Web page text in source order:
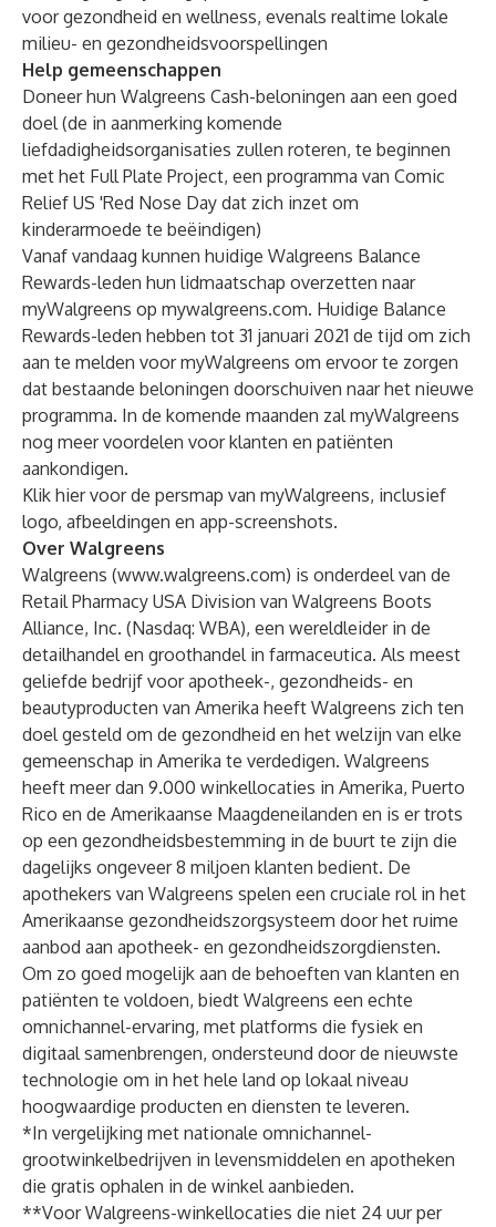
voor gezondheid en wellness, evenals realtime lokale
milieu- en gezondheidsvoorspellingen
Help gemeenschappen
Doneer hun Walgreens Cash-beloningen aan een goed
doel (de in aanmerking komende
liefdadigheidsorganisaties zullen roteren, te beginnen
met het Full Plate Project, een programma van Comic
Relief US 'Red Nose Day dat zich inzet om
kinderarmoede te beëindigen)
Vanaf vandaag kunnen huidige Walgreens Balance
Rewards-leden hun lidmaatschap overzetten naar
myWalgreens op mywalgreens.com. Huidige Balance
Rewards-leden hebben tot 31 januari 2021 de tijd om zich
aan te melden voor myWalgreens om ervoor te zorgen
dat bestaande beloningen doorschuiven naar het nieuwe
programma. In de komende maanden zal myWalgreens
nog meer voordelen voor klanten en patiënten
aankondigen.
Klik hiervoor de persmap van myWalgreens, inclusief
logo, afbeeldingen en app-screenshots.
Over Walgreens
Walgreens (www.walgreens.com) is onderdeel van de
Retail Pharmacy USA Division van Walgreens Boots
Alliance, Inc. (Nasdaq: WBA), een wereldleider in de
detailhandel en groothandel in farmaceutica. Als meest
geliefde bedrijf voor apotheek-, gezondheids- en
beautyproducten van Amerika heeft Walgreens zich ten
doel gesteld om de gezondheid en het welzijn van elke
gemeenschap in Amerika te verdedigen. Walgreens
heeft meer dan 9.000 winkellocaties in Amerika, Puerto
Rico en de Amerikaanse Maagdeneilanden en is er trots
op een gezondheidsbestemming in de buurt te zijn die
dagelijks ongeveer 8 miljoen klanten bedient. De
apothekers van Walgreens spelen een cruciale rol in het
Amerikaanse gezondheidszorgsysteem door het ruime
aanbod aan apotheek- en gezondheidszorgdiensten.
Om zo goed mogelijk aan de behoeften van klanten en
patiënten te voldoen, biedt Walgreens een echte
omnichannel-ervaring, met platforms die fysiek en
digitaal samenbrengen, ondersteund door de nieuwste
technologie om in het hele land op lokaal niveau
hoogwaardige producten en diensten te leveren.
*In vergelijking met nationale omnichannel-
grootwinkelbedrijven in levensmiddelen en apotheken
die gratis ophalen in de winkel aanbieden.
**Voor Walgreens-winkellocaties die niet 24 uur per